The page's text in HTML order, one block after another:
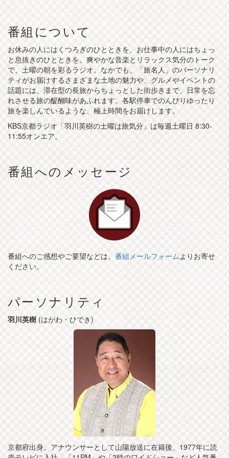
番組について
お休みの人にはくつろぎのひとときを、お仕事中の人にはちょっ
と息抜きのひとときを。爽やかな音楽とリラックス気分のトーク
で、土曜の朝を彩るラジオ。なかでも、「旅名人」のパーソナリ
ティがお届けするさまざまな土地の魅力や、グルメやイベントの
話題には、滞在型の長旅からちょっとした街歩きまで、日常を忘
れさせる旅の醍醐味があふれます。各駅停車でのんびりゆったり
旅を楽しんでいるような、極上時間をお届けします。
KBS京都ラジオ「羽川英樹の土曜は旅気分」は毎週土曜日 8:30-
11:55オンエア。
番組へのメッセージ
番組へのご感想やご要望などは、 番組メールフォームよりお寄せ
ください。
パーソナリティ
羽川英樹 (はがわ・ひでき)
京都府出身。アナウンサーとして山陽放送に在籍後、1977年に読